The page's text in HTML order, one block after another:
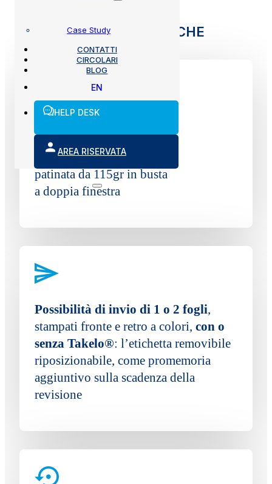
Case Study
CONTATTI
CIRCOLARI
BLOG
EN
HELP DESK
AREA RISERVATA
FUNZIONALITÀ SPECIFICHE
e stampabili in
quadricromia, su carta
patinata da 115gr in busta
a doppia finestra
Possibilità di invio di 1 o 2 fogli,
stampati fronte e retro a colori, con o
senza Takelo®: l’etichetta removibile
riposizionabile, come promemoria
aggiuntivo sulla scadenza della
revisione